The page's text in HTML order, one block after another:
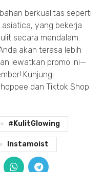
berkualitas seperti
yang bekerja
secara mendalam.
akan terasa lebih
lewatkan promo ini—
Kunjungi
dan Tiktok Shop
#KulitGlowing
Instamoist